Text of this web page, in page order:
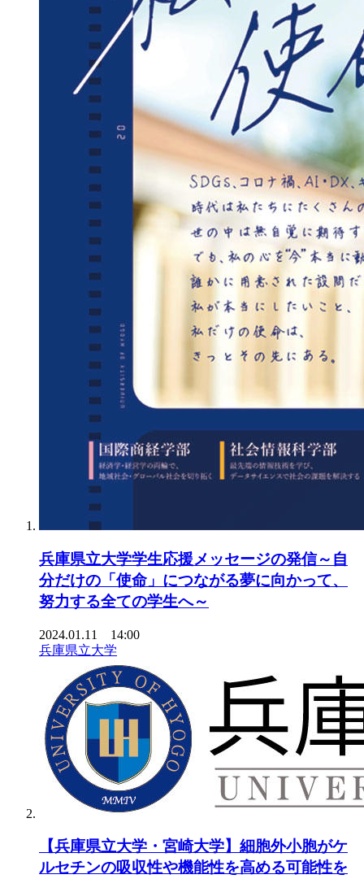
兵庫県立大学学生応援メッセージの発信～自
分だけの「使命」につながる夢に向かって、
努力する全ての学生へ～
2024.01.11 14:00
兵庫県立大学
【兵庫県立大学・宮崎大学】細胞外小胞がケ
ルセチンの吸収性や機能性を高める可能性を